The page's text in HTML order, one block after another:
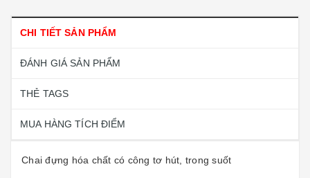
CHI TIẾT SẢN PHẨM
ĐÁNH GIÁ SẢN PHẨM
THẺ TAGS
MUA HÀNG TÍCH ĐIỂM
Chai đựng hóa chất có công tơ hút, trong suốt